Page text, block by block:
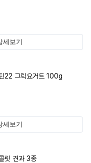
세보기
22 그릭요거트 100g
세보기
릿 견과 3종